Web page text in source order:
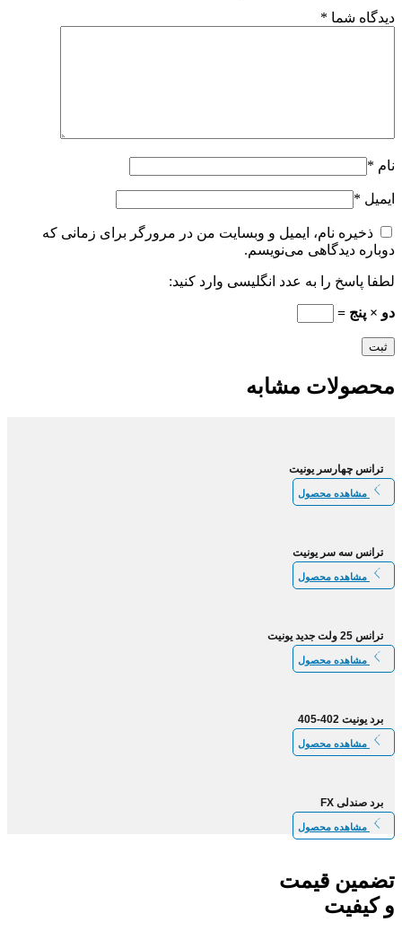
دیدگاه شما *
نام *
ایمیل *
ذخیره نام، ایمیل و وبسایت من در مرورگر برای زمانی که
دوباره دیدگاهی می‌نویسم.
لطفا پاسخ را به عدد انگلیسی وارد کنید:
دو × پنج =
محصولات مشابه
ترانس چهارسر یونیت
مشاهده محصول
ترانس سه سر یونیت
مشاهده محصول
ترانس 25 ولت جدید یونیت
مشاهده محصول
برد یونیت 402-405
مشاهده محصول
برد صندلی FX
مشاهده محصول
تضمین قیمت
و کیفیت